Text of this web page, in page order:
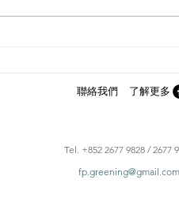
Tel. +852 2677 9828 / 2677
fp.greening@gmail.com
聯絡我們 了解更多